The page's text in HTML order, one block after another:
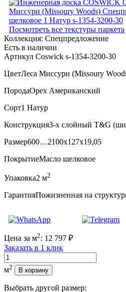
Посмотреть все текстуры паркета
Коллекция: Спецпредложение
Есть в наличии
Артикул Coswick s-1354-3200-30
ЦветЛеса Миссури (Missoury
ПородаОрех Американский
Сорт1 Натур
Конструкция3-х слойный T&G
Размер600…2100x127x19,05
ПокрытиеМасло шелковое
Упаковка2 м2
ГарантияПожизненная на
Цена за м2: 12 797 ₽
Заказать в 1 клик
Количество
м2 В корзину
Выбрать другой размер: